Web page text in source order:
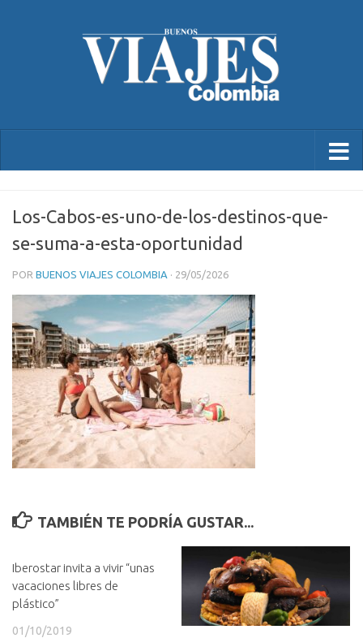
Los-Cabos-es-uno-de-los-destinos-que-
se-suma-a-esta-oportunidad
POR BUENOS VIAJES COLOMBIA · 29/05/2026
TAMBIÉN TE PODRÍA GUSTAR...
Iberostar invita a vivir “unas
vacaciones libres de
plástico”
01/10/2019